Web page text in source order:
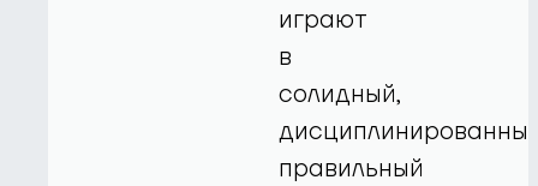
играют
в
солидный,
правильный